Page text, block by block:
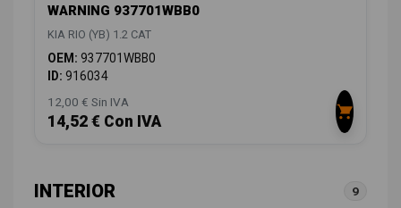
WARNING 937701WBB0
KIA RIO (YB) 1.2 CAT
OEM: 937701WBB0
ID: 916034
12,00 € Sin IVA
14,52 € Con IVA
INTERIOR 9